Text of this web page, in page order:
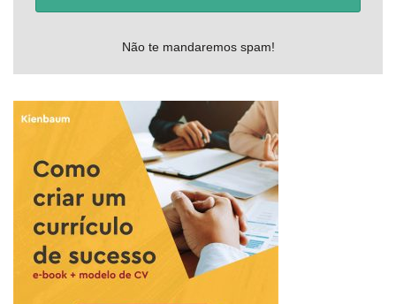
Não te mandaremos spam!